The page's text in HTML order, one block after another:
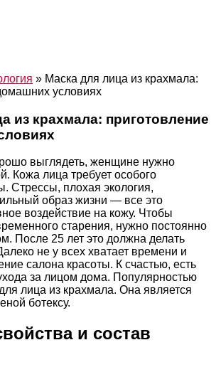
» Маска для лица из крахмала:
условиях
из крахмала: приготовление
выглядеть, женщине нужно
Кожа лица требует особого
Стрессы, плохая экология,
образ жизни — все это
воздействие на кожу. Чтобы
старения, нужно постоянно
После 25 лет это должна делать
не у всех хватает времени и
салона красоты. К счастью, есть
за лицом дома. Популярностью
лица из крахмала. Она является
ботексу.
и состав